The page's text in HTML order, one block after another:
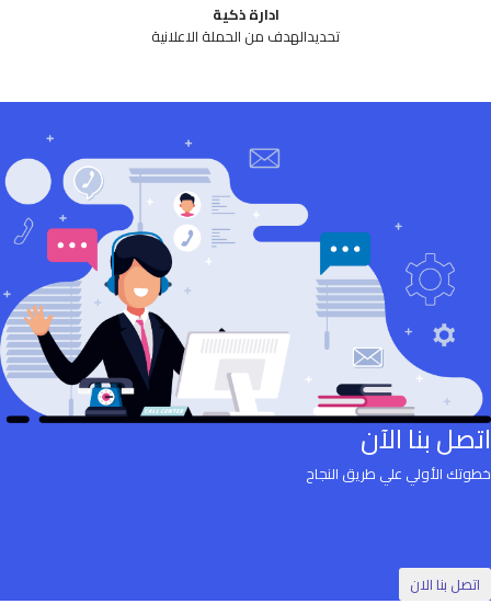
ادارة ذكية
تحديدالهدف من الحملة الاعلانية
اتصل بنا الآن
خطوتك الأولي علي طريق النجاح
اتصل بنا الان